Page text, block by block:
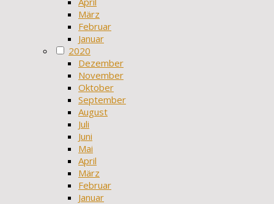
März
Februar
Januar
2020
Dezember
November
Oktober
September
August
Juli
Juni
Mai
April
März
Februar
Januar